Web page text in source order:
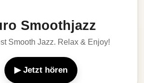
Smoothjazz
Smooth Jazz. Relax & Enjoy!
▶ Jetzt hören